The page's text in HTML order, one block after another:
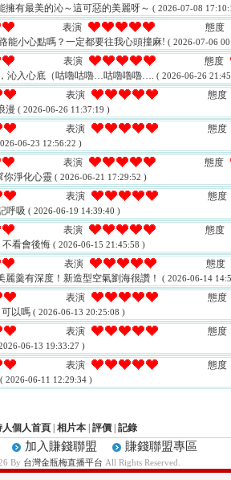
擁有最美的沁～這可惡的美麗呀～ ( 2026-07-08
表演 態度
能小心點嗎？一定都要往我心頭撞麻! ( 2026-07-06
表演 態度
沁入心底（咕嚕咕嚕…咕嚕嚕嚕…. ( 2026-06-26
表演 態度
漫 ( 2026-06-26 11:37:19 )
表演 態度
06-23 12:56:22 )
表演 態度
你淨化心靈 ( 2026-06-21 17:29:52 )
表演 態度
呼吸 ( 2026-06-19 14:39:40 )
表演 態度
看會後悔 ( 2026-06-15 21:45:58 )
表演 態度
麗羹有深度！新造型空氣劉海很讚！ ( 2026-06-14
表演 態度
以嗎 ( 2026-06-13 20:25:08 )
表演 態度
06-13 19:33:27 )
表演 態度
( 2026-06-11 12:29:34 )
人個人首頁 相片本 評價 記錄
加入賺錢聯盟 賺錢聯盟專區
By 台灣金瓶梅直播平台 All Rights Reserved.